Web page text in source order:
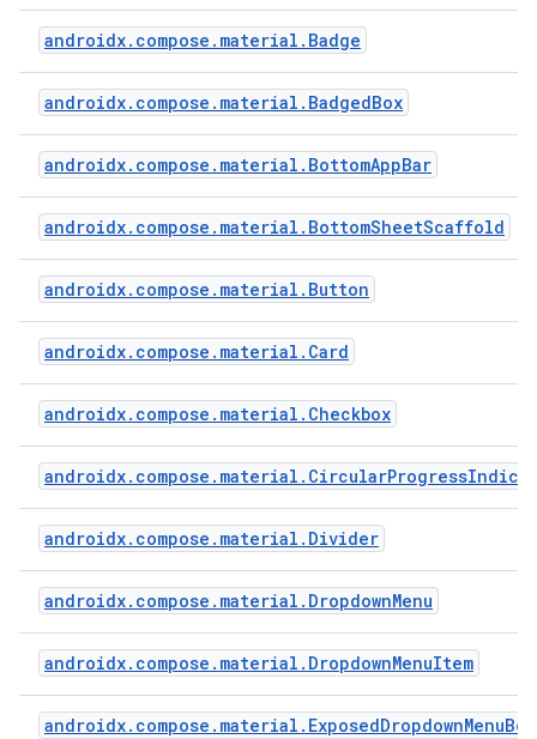
androidx.compose.material.Badge
androidx.compose.material.BadgedBox
androidx.compose.material.BottomAppBar
androidx.compose.material.BottomSheetScaffold
androidx.compose.material.Button
androidx.compose.material.Card
androidx.compose.material.Checkbox
androidx.compose.material.Divider
androidx.compose.material.DropdownMenu
androidx.compose.material.DropdownMenuItem
androidx.compose.material.ExposedDropdownMenuBox